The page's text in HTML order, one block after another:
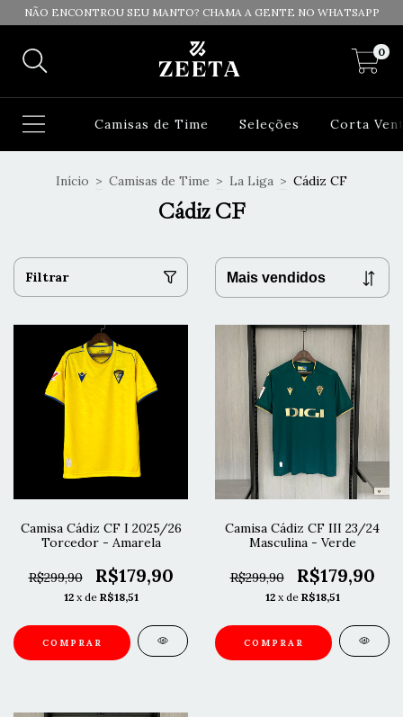
NÃO ENCONTROU SEU MANTO? CHAMA A GENTE NO WHATSAPP
0
Camisas de Time Seleções Corta
Início > Camisas de Time > La Liga > Cádiz CF
Cádiz CF
Filtrar
Camisa Cádiz CF I 2025/26
Torcedor - Amarela
R$299,90 R$179,90
12 x de R$18,51
COMPRAR
Camisa Cádiz CF III 23/24
Masculina - Verde
R$299,90 R$179,90
12 x de R$18,51
COMPRAR